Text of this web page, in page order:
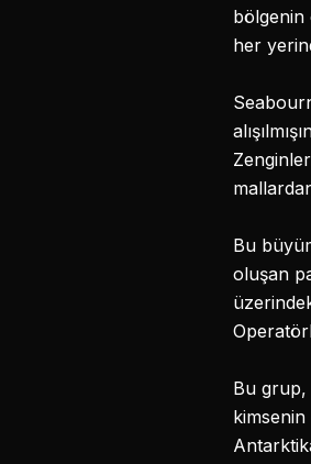
bölgenin
her
Bu
oluşan
Bu grup,